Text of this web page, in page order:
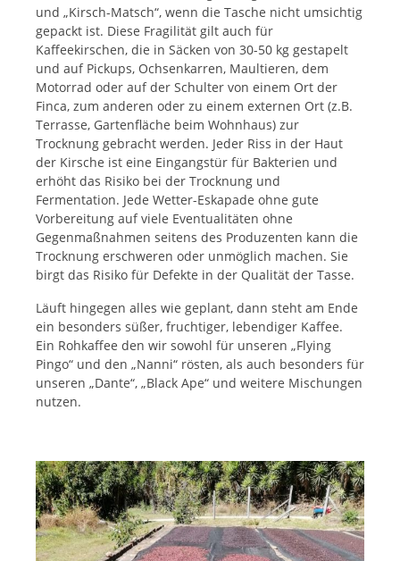
und „Kirsch-Matsch“, wenn die Tasche nicht umsichtig
gepackt ist. Diese Fragilität gilt auch für
Kaffeekirschen, die in Säcken von 30-50 kg gestapelt
und auf Pickups, Ochsenkarren, Maultieren, dem
Motorrad oder auf der Schulter von einem Ort der
Finca, zum anderen oder zu einem externen Ort (z.B.
Terrasse, Gartenfläche beim Wohnhaus) zur
Trocknung gebracht werden. Jeder Riss in der Haut
der Kirsche ist eine Eingangstür für Bakterien und
erhöht das Risiko bei der Trocknung und
Fermentation. Jede Wetter-Eskapade ohne gute
Vorbereitung auf viele Eventualitäten ohne
Gegenmaßnahmen seitens des Produzenten kann die
Trocknung erschweren oder unmöglich machen. Sie
birgt das Risiko für Defekte in der Qualität der Tasse.
Läuft hingegen alles wie geplant, dann steht am Ende
ein besonders süßer, fruchtiger, lebendiger Kaffee.
Ein Rohkaffee den wir sowohl für unseren „Flying
Pingo“ und den „Nanni“ rösten, als auch besonders für
unseren „Dante“, „Black Ape“ und weitere Mischungen
nutzen.